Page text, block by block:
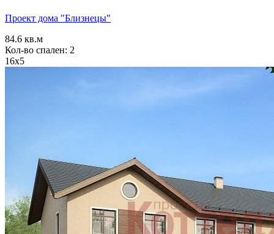
Проект дома "Близнецы"
84.6 кв.м
Кол-во спален: 2
16x5